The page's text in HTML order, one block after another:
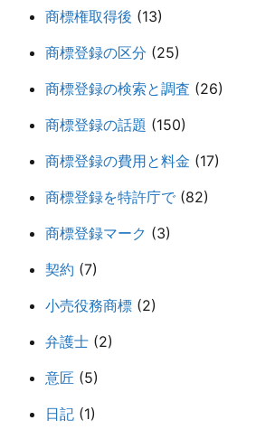
商標権取得後 (13)
商標登録の区分 (25)
商標登録の検索と調査 (26)
商標登録の話題 (150)
商標登録の費用と料金 (17)
商標登録を特許庁で (82)
商標登録マーク (3)
契約 (7)
小売役務商標 (2)
弁護士 (2)
意匠 (5)
日記 (1)